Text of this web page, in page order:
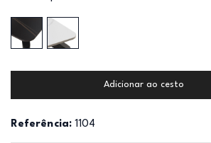
Adicionar ao cesto
Referência: 1104